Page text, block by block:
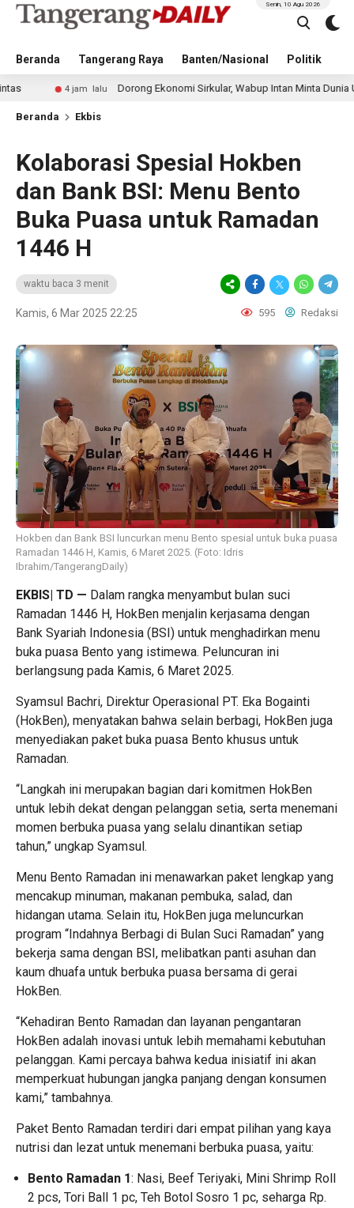
Beranda Tangerang Raya Banten/Nasional Politik
Senin, 10 Agu 2026
4 jam lalu Dorong Ekonomi Sirkular, Wabup Intan Minta Dunia Usaha
Beranda Ekbis
Kolaborasi Spesial Hokben
dan Bank BSI: Menu Bento
Buka Puasa untuk Ramadan
1446 H
waktu baca 3 menit
Kamis, 6 Mar 2025 22:25 595 Redaksi
Hokben dan Bank BSI luncurkan menu Bento spesial untuk buka puasa
Ramadan 1446 H, Kamis, 6 Maret 2025. (Foto: Idris
Ibrahim/TangerangDaily)
EKBIS| TD — Dalam rangka menyambut bulan suci
Ramadan 1446 H, HokBen menjalin kerjasama dengan
Bank Syariah Indonesia (BSI) untuk menghadirkan menu
buka puasa Bento yang istimewa. Peluncuran ini
berlangsung pada Kamis, 6 Maret 2025.
Syamsul Bachri, Direktur Operasional PT. Eka Bogainti
(HokBen), menyatakan bahwa selain berbagi, HokBen juga
menyediakan paket buka puasa Bento khusus untuk
Ramadan.
“Langkah ini merupakan bagian dari komitmen HokBen
untuk lebih dekat dengan pelanggan setia, serta menemani
momen berbuka puasa yang selalu dinantikan setiap
tahun,” ungkap Syamsul.
Menu Bento Ramadan ini menawarkan paket lengkap yang
mencakup minuman, makanan pembuka, salad, dan
hidangan utama. Selain itu, HokBen juga meluncurkan
program “Indahnya Berbagi di Bulan Suci Ramadan” yang
bekerja sama dengan BSI, melibatkan panti asuhan dan
kaum dhuafa untuk berbuka puasa bersama di gerai
HokBen.
“Kehadiran Bento Ramadan dan layanan pengantaran
HokBen adalah inovasi untuk lebih memahami kebutuhan
pelanggan. Kami percaya bahwa kedua inisiatif ini akan
memperkuat hubungan jangka panjang dengan konsumen
kami,” tambahnya.
Paket Bento Ramadan terdiri dari empat pilihan yang kaya
nutrisi dan lezat untuk menemani berbuka puasa, yaitu:
Bento Ramadan 1: Nasi, Beef Teriyaki, Mini Shrimp Roll
2 pcs, Tori Ball 1 pc, Teh Botol Sosro 1 pc, seharga Rp.